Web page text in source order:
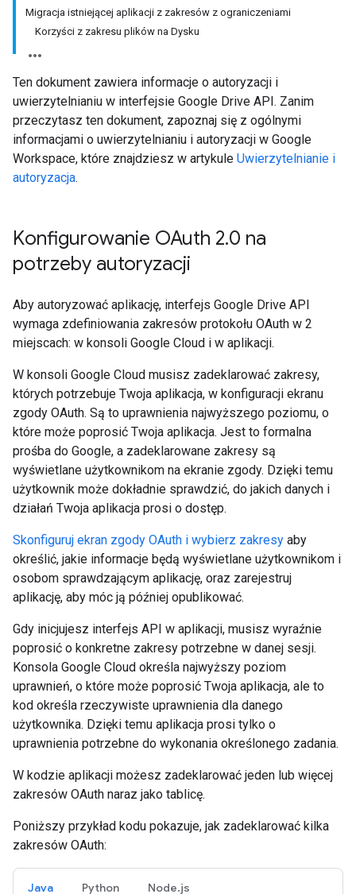
Migracja istniejącej aplikacji z zakresów z ograniczeniami
Korzyści z zakresu plików na Dysku
Ten dokument zawiera informacje o autoryzacji i
uwierzytelnianiu w interfejsie Google Drive API. Zanim
przeczytasz ten dokument, zapoznaj się z ogólnymi
informacjami o uwierzytelnianiu i autoryzacji w Google
Workspace, które znajdziesz w artykule Uwierzytelnianie i
autoryzacja.
Konfigurowanie OAuth 2.0 na
potrzeby autoryzacji
Aby autoryzować aplikację, interfejs Google Drive API
wymaga zdefiniowania zakresów protokołu OAuth w 2
miejscach: w konsoli Google Cloud i w aplikacji.
W konsoli Google Cloud musisz zadeklarować zakresy,
których potrzebuje Twoja aplikacja, w konfiguracji ekranu
zgody OAuth. Są to uprawnienia najwyższego poziomu, o
które może poprosić Twoja aplikacja. Jest to formalna
prośba do Google, a zadeklarowane zakresy są
wyświetlane użytkownikom na ekranie zgody. Dzięki temu
użytkownik może dokładnie sprawdzić, do jakich danych i
działań Twoja aplikacja prosi o dostęp.
Skonfiguruj ekran zgody OAuth i wybierz zakresy aby
określić, jakie informacje będą wyświetlane użytkownikom i
osobom sprawdzającym aplikację, oraz zarejestruj
aplikację, aby móc ją później opublikować.
Gdy inicjujesz interfejs API w aplikacji, musisz wyraźnie
poprosić o konkretne zakresy potrzebne w danej sesji.
Konsola Google Cloud określa najwyższy poziom
uprawnień, o które może poprosić Twoja aplikacja, ale to
kod określa rzeczywiste uprawnienia dla danego
użytkownika. Dzięki temu aplikacja prosi tylko o
uprawnienia potrzebne do wykonania określonego zadania.
W kodzie aplikacji możesz zadeklarować jeden lub więcej
zakresów OAuth naraz jako tablicę.
Poniższy przykład kodu pokazuje, jak zadeklarować kilka
zakresów OAuth:
Java Python Node.js